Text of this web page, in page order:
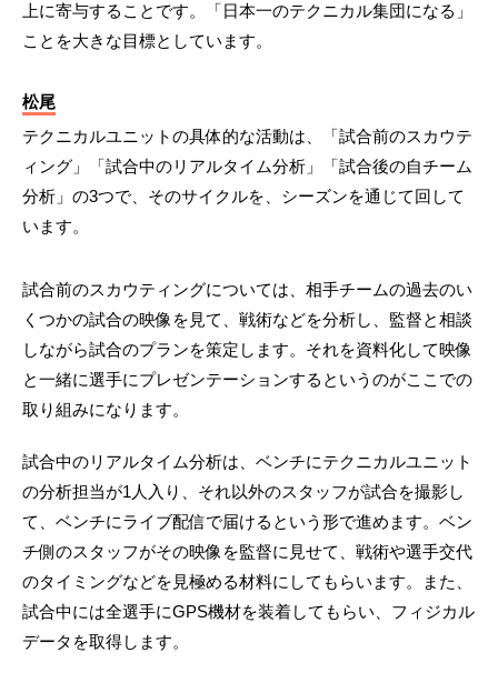
上に寄与することです。「日本一のテクニカル集団になる」
ことを大きな目標としています。
松尾
テクニカルユニットの具体的な活動は、「試合前のスカウテ
ィング」「試合中のリアルタイム分析」「試合後の自チーム
分析」の3つで、そのサイクルを、シーズンを通じて回して
います。
試合前のスカウティングについては、相手チームの過去のい
くつかの試合の映像を見て、戦術などを分析し、監督と相談
しながら試合のプランを策定します。それを資料化して映像
と一緒に選手にプレゼンテーションするというのがここでの
取り組みになります。
試合中のリアルタイム分析は、ベンチにテクニカルユニット
の分析担当が1人入り、それ以外のスタッフが試合を撮影し
て、ベンチにライブ配信で届けるという形で進めます。ベン
チ側のスタッフがその映像を監督に見せて、戦術や選手交代
のタイミングなどを見極める材料にしてもらいます。また、
試合中には全選手にGPS機材を装着してもらい、フィジカル
データを取得します。